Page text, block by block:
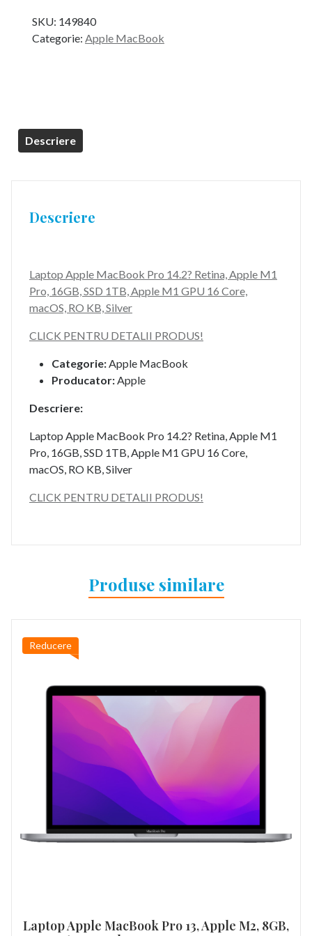
a
fost:
11.699,99 lei.
SKU: 149840
Categorie: Apple MacBook
Descriere
Descriere
Laptop Apple MacBook Pro 14.2? Retina, Apple M1
Pro, 16GB, SSD 1TB, Apple M1 GPU 16 Core,
macOS, RO KB, Silver
CLICK PENTRU DETALII PRODUS!
Categorie:Apple MacBook
Producator:Apple
Descriere:
Laptop Apple MacBook Pro 14.2? Retina, Apple M1
Pro, 16GB, SSD 1TB, Apple M1 GPU 16 Core,
macOS, RO KB, Silver
CLICK PENTRU DETALII PRODUS!
Produse similare
Reducere
Laptop Apple MacBook Pro 13, Apple M2, 8GB,